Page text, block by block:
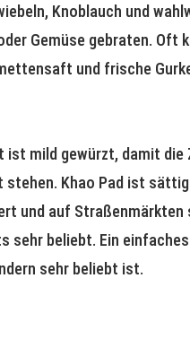
Knoblauch und
Gemüse gebraten. Oft
und frische
ist mild gewürzt, damit die
stehen. Khao Pad ist
und auf Straßenmärkten
sehr beliebt. Ein
sehr beliebt ist.